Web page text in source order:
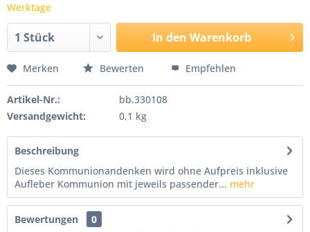
Werktage
In den Warenkorb
Merken Bewerten Empfehlen
Artikel-Nr.:
bb.330108
Versandgewicht:
0,1 kg
Beschreibung
Dieses Kommunionandenken wird ohne Aufpreis inklusive
Aufleber Kommunion mit jeweils passender... mehr
Bewertungen
0